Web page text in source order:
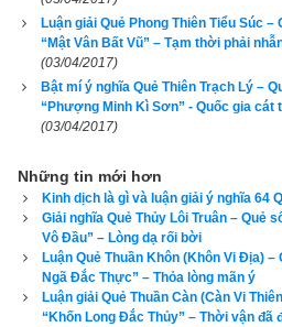
Quẻ Sơn Thủy Mông
“Bốc phải quẻ này, phạm Tiểu hao,
Cầu lộc, cầu danh chớ có làm.
Luận giải Quẻ Phong Thiên Tiểu Súc
“Mật Vân Bất Vũ” – Tạm thời phải
(03/04/2017)
Bật mí ý nghĩa Quẻ Thiên Trạch Lý –
“Phượng Minh Kì Sơn” - Quốc gia cát
(03/04/2017)
Những tin mới hơn
Kinh dịch là gì và luận giải ý nghĩa 64
Giải nghĩa Quẻ Thủy Lôi Truân – Quẻ
Vô Đầu” – Lòng dạ rối bời
Luận Quẻ Thuần Khôn (Khôn Vi Địa)
Ngã Đắc Thực” – Thỏa lòng mãn ý
Luận giải Quẻ Thuần Càn (Càn Vi
“Khốn Long Đắc Thủy” – Thời vận đã